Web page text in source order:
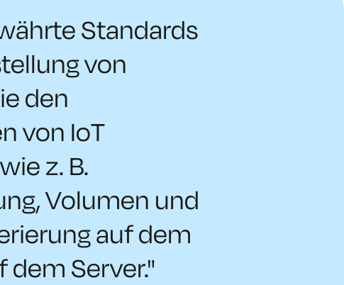
Standards
von
den
von IoT
z. B.
Volumen und
auf dem
dem Server."